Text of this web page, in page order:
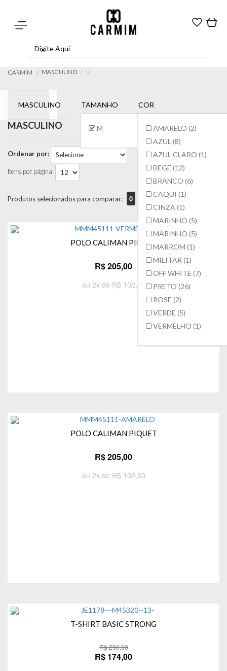
CARMIM MASCULINO M
MASCULINO TAMANHO
M
COR
AMARELO (2)
AZUL (8)
AZUL CLARO (1)
BEGE (12)
BRANCO (6)
CAQUI (1)
CINZA (1)
MARINHO (5)
MARINHO (5)
MARROM (1)
MILITAR (1)
OFF WHITE (7)
PRETO (26)
ROSE (2)
VERDE (5)
VERMELHO (1)
MASCULINO
Ordenar por:
Itens por página:
Produtos selecionados para comparar: 0 Comparar
POLO CALIMAN PIQUET
R$ 205,00
ou 2x de R$ 102,50
POLO CALIMAN PIQUET
R$ 205,00
ou 2x de R$ 102,50
T-SHIRT BASIC STRONG
R$ 290,00
R$ 174,00